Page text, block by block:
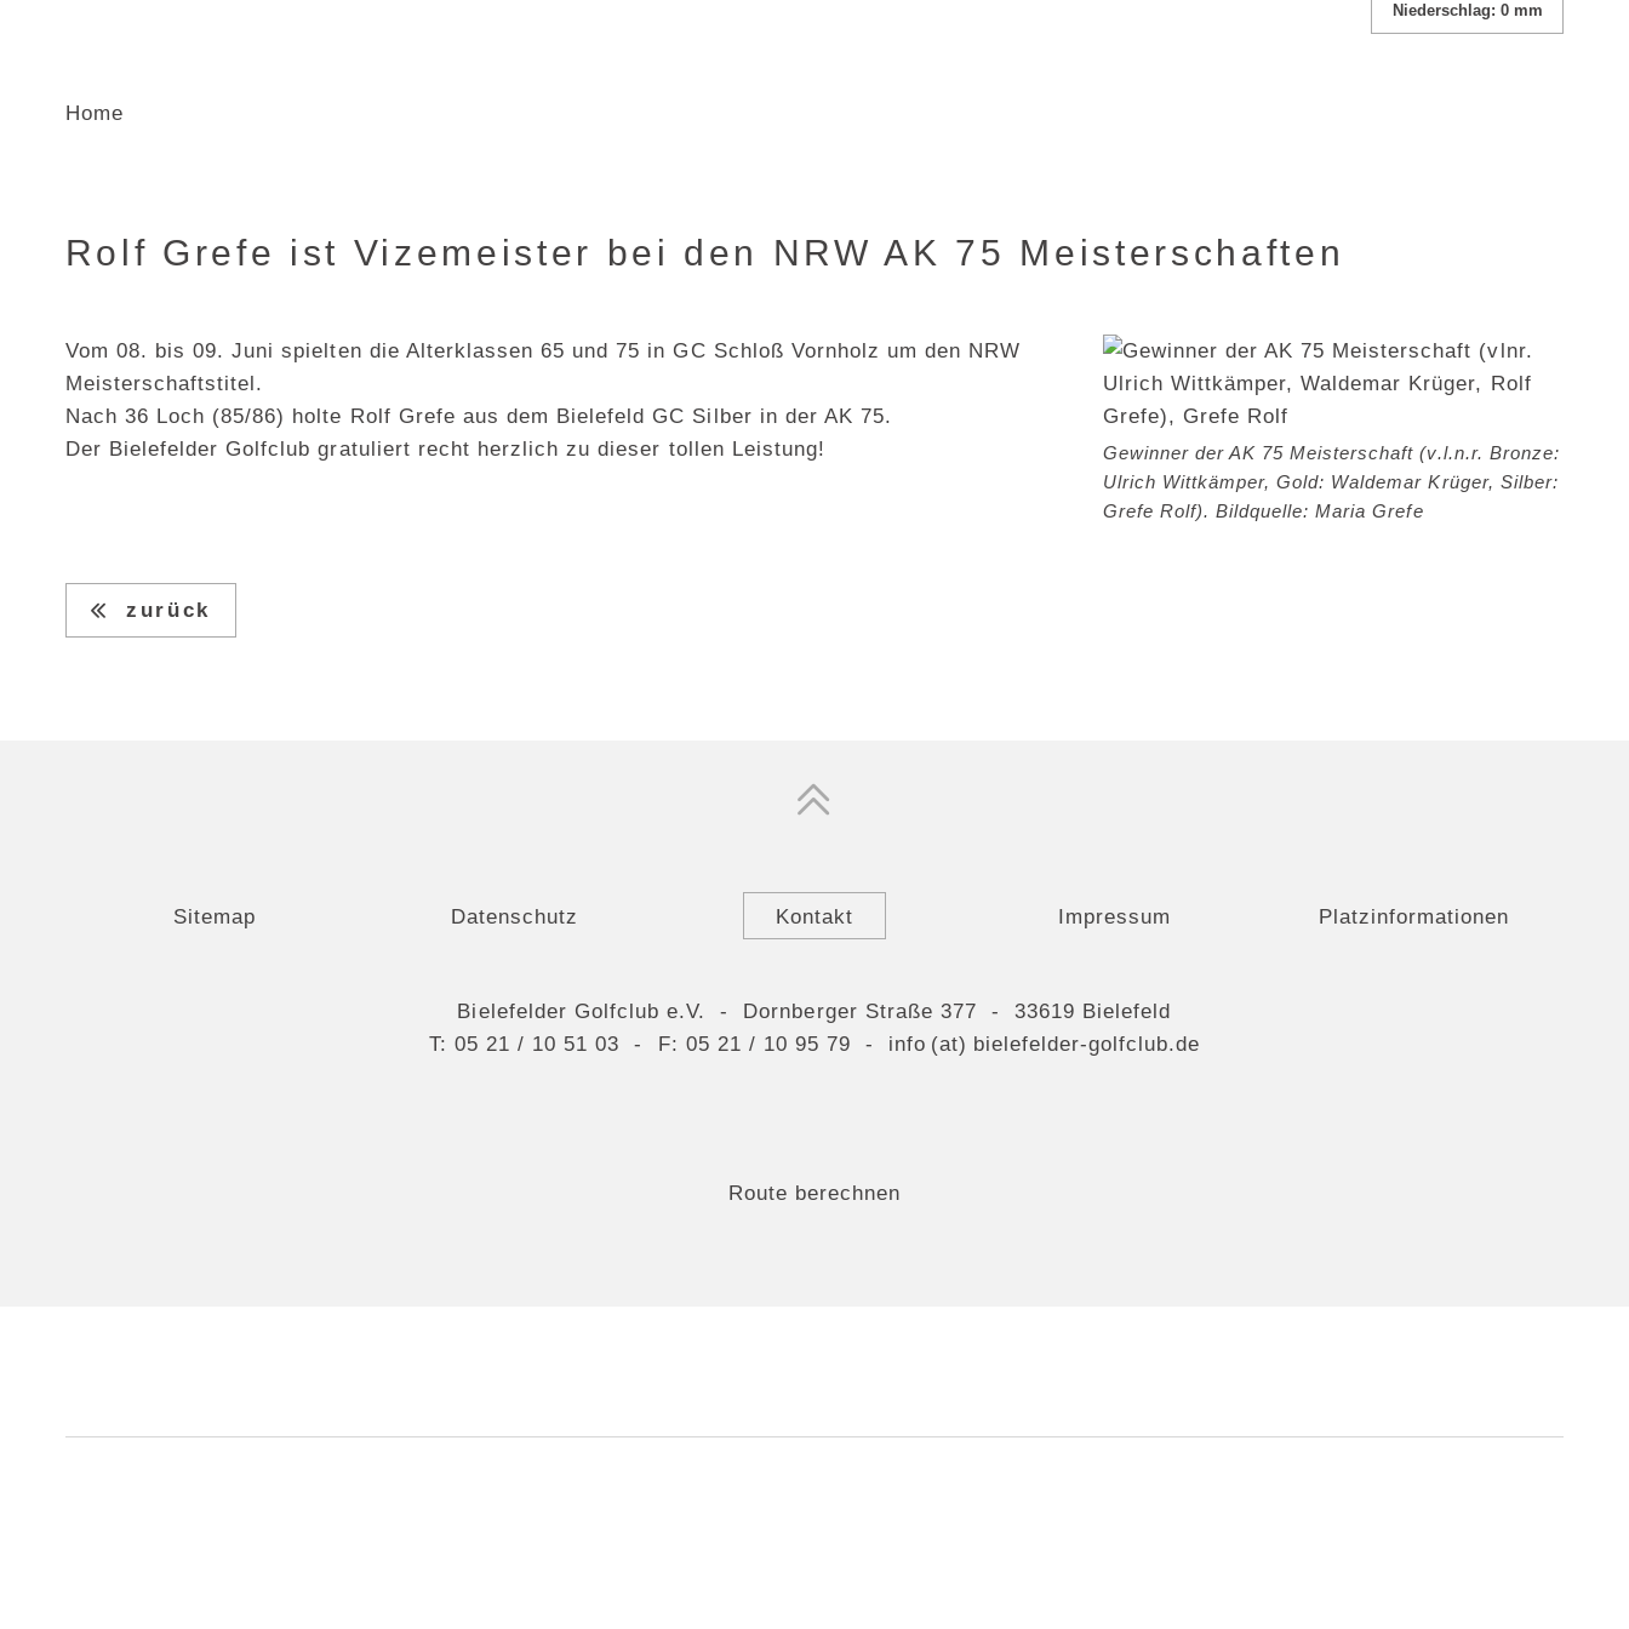
Niederschlag: 0 mm
Home
Rolf Grefe ist Vizemeister bei den NRW AK 75 Meisterschaften
Vom 08. bis 09. Juni spielten die Alterklassen 65 und 75 in GC Schloß Vornholz um den NRW
Meisterschaftstitel.
Nach 36 Loch (85/86) holte Rolf Grefe aus dem Bielefeld GC Silber in der AK 75.
Der Bielefelder Golfclub gratuliert recht herzlich zu dieser tollen Leistung!
Gewinner der AK 75 Meisterschaft (v.l.n.r. Bronze:
Ulrich Wittkämper, Gold: Waldemar Krüger, Silber:
Grefe Rolf). Bildquelle: Maria Grefe
zurück
Sitemap Datenschutz Kontakt Impressum Platzinformationen
Bielefelder Golfclub e.V. - Dornberger Straße 377 - 33619 Bielefeld
T: 05 21 / 10 51 03 - F: 05 21 / 10 95 79 - info (at) bielefelder-golfclub.de
Route berechnen